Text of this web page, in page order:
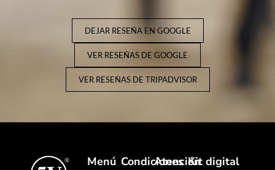
DEJAR RESEÑA EN GOOGLE
VER RESEÑAS DE GOOGLE
VER RESEÑAS DE TRIPADVISOR
Menú Condiciones
AtenciónKit digital